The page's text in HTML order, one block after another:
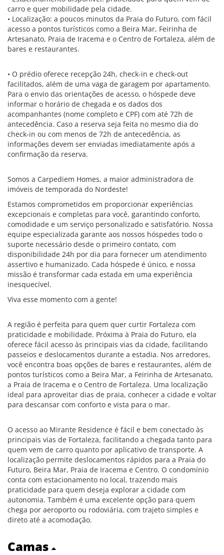
carro e quer mobilidade pela cidade.
• Localização: a poucos minutos da Praia do Futuro, com fácil
acesso a pontos turísticos como a Beira Mar, Feirinha de
Artesanato, Praia de Iracema e o Centro de Fortaleza, além de
bares e restaurantes.
• O prédio oferece recepção 24h, check-in e check-out
facilitados, além de uma vaga de garagem por apartamento.
Para o envio das orientações de acesso, o hóspede deve
informar o horário de chegada e os dados dos
acompanhantes (nome completo e CPF) com até 72h de
antecedência. Caso a reserva seja feita no mesmo dia do
check-in ou com menos de 72h de antecedência, as
informações devem ser enviadas imediatamente após a
confirmação da reserva.
Somos a Carpediem Homes, a maior administradora de
imóveis de temporada do Nordeste!
Estamos comprometidos em proporcionar experiências
excepcionais e completas para você, garantindo conforto,
comodidade e um serviço personalizado e satisfatório. Nossa
equipe especializada garante aos nossos hóspedes todo o
suporte necessário desde o primeiro contato, com
disponibilidade 24h por dia para fornecer um atendimento
assertivo e humanizado. Cada hóspede é único, e nossa
missão é transformar cada estada em uma experiência
inesquecível.
Viva esse momento com a gente!
A região é perfeita para quem quer curtir Fortaleza com
praticidade e mobilidade. Próxima à Praia do Futuro, ela
oferece fácil acesso às principais vias da cidade, facilitando
passeios e deslocamentos durante a estadia. Nos arredores,
você encontra boas opções de bares e restaurantes, além de
pontos turísticos como a Beira Mar, a Feirinha de Artesanato,
a Praia de Iracema e o Centro de Fortaleza. Uma localização
ideal para aproveitar dias de praia, conhecer a cidade e voltar
para descansar com conforto e vista para o mar.
O acesso ao Mirante Residence é fácil e bem conectado às
principais vias de Fortaleza, facilitando a chegada tanto para
quem vem de carro quanto por aplicativo de transporte. A
localização permite deslocamentos rápidos para a Praia do
Futuro, Beira Mar, Praia de Iracema e Centro. O condomínio
conta com estacionamento no local, trazendo mais
praticidade para quem deseja explorar a cidade com
autonomia. Também é uma excelente opção para quem
chega por aeroporto ou rodoviária, com trajeto simples e
direto até a acomodação.
Camas